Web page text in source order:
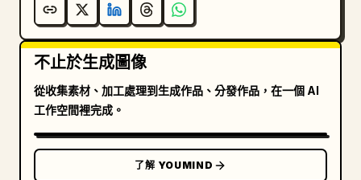
不止於生成圖像
從收集素材、加工處理到生成作品、分發作品，在一個 AI
工作空間裡完成。
了解 YOUMIND